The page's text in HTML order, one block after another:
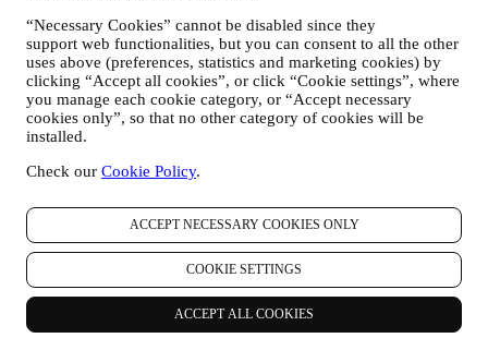
“Necessary Cookies” cannot be disabled since they
support web functionalities, but you can consent to all the other
uses above (preferences, statistics and marketing cookies) by
clicking “Accept all cookies”, or click “Cookie settings”, where
you manage each cookie category, or “Accept necessary
cookies only”, so that no other category of cookies will be
installed.
Check our Cookie Policy.
ACCEPT NECESSARY COOKIES ONLY
COOKIE SETTINGS
ACCEPT ALL COOKIES
solicitarán datos de tarjetas de crédito ni otra información
sensible a través de WhatsApp. Puede obtener más
información sobre las condiciones y garantías de WhatsApp
para la transferencia internacional de sus datos en
https://www.whatsapp.com/legal/privacy-policy-eea. Puede
ejercer sus derechos de protección de datos, incluido el de
revocación y el de borrado de los datos, poniéndose en
contacto con su tienda o en
conservación de datos por parte de WhatsApp está
contemplada en la política de privacidad de la App; Le
Creuset eliminará dicha información transcurrido 1 (un) año.
4. ¿COMO SE PROTEGE SU INFORMACIÓN?
Seguridad- Damos una gran importancia a la seguridad de los datos
de nuestros usuarios. Le Creuset tomará las medidas razonables para
garantizar que sus datos se mantengan seguros, solo se utilicen para